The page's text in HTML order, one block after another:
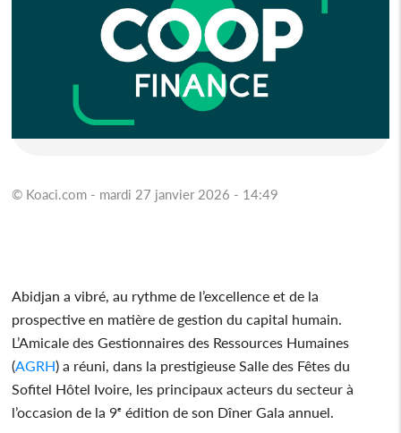
© Koaci.com - mardi 27 janvier 2026 - 14:49
Abidjan a vibré, au rythme de l’excellence et de la
prospective en matière de gestion du capital humain.
L’Amicale des Gestionnaires des Ressources Humaines
(AGRH) a réuni, dans la prestigieuse Salle des Fêtes du
Sofitel Hôtel Ivoire, les principaux acteurs du secteur à
l’occasion de la 9ᵉ édition de son Dîner Gala annuel.